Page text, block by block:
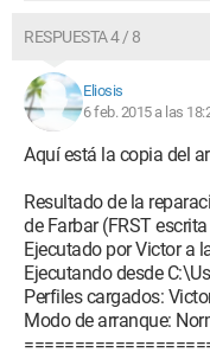
RESPUESTA 4 / 8
Eliosis
6 feb. 2015 a las
Aquí está la copia del
Resultado de la
de Farbar (FRST
Ejecutado por Victor a
Ejecutando desde
Perfiles cargados:
Modo de arranque: